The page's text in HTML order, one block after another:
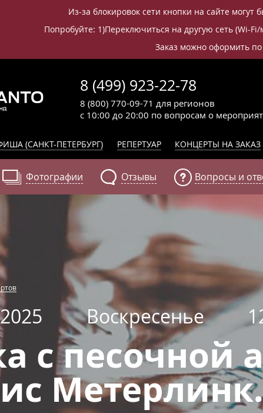
Из-за блокировок сети кнопки на сайте могут
Попробуйте: 1)Переключиться на другую сеть (Wi-
Заказ можно оформить
8 (499) 923-22-78
с 10:00 до 20:00 по вопросам о
8 (800) 770-09-71 для регионов
(САНКТ-ПЕТЕРБУРГ) РЕПЕРТУАР КОНЦЕРТЫ НА ЗАКАЗ
Фотографии Отзывы Вопросы и
Воскресенье
с песочной